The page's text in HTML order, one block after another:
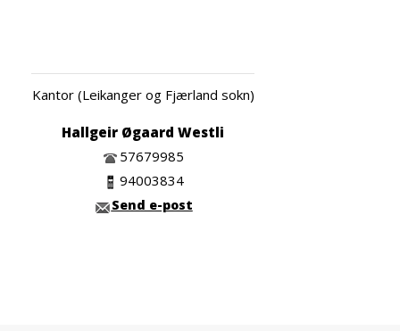
Kantor (Leikanger og Fjærland sokn)
Hallgeir Øgaard Westli
57679985
94003834
Send e-post